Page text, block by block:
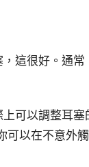
這很好。通
可以調整耳
以在不意外